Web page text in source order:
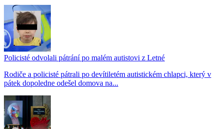
Policisté odvolali pátrání po malém autistovi z Letné
Rodiče a policisté pátrali po devítiletém autistickém chlapci, který v
pátek dopoledne odešel domova na...